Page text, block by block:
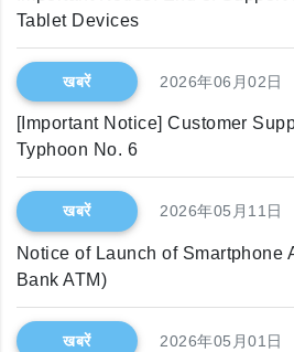
Tablet Devices
खबरें 2026年06月02日
[Important Notice] Customer
Typhoon No. 6
खबरें 2026年05月11日
Notice of Launch of Smartphone
Bank ATM)
खबरें 2026年05月01日